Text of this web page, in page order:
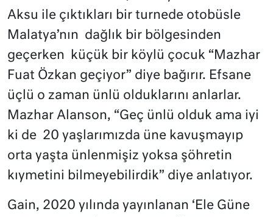
Aksu ile çıktıkları bir turnede otobüsle
Malatya’nın dağlık bir bölgesinden
geçerken küçük bir köylü çocuk “Mazhar
Fuat Özkan geçiyor” diye bağırır. Efsane
üçlü o zaman ünlü olduklarını anlarlar.
Mazhar Alanson, “Geç ünlü olduk ama iyi
ki de 20 yaşlarımızda üne kavuşmayıp
orta yaşta ünlenmişiz yoksa şöhretin
kıymetini bilmeyebilirdik” diye anlatıyor.
Gain, 2020 yılında yayınlanan ‘Ele Güne